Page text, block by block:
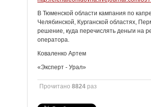
В Тюменской области кампания по
Челябинской, Курганской областях,
решение, куда перечислять деньги на
оператора.
Коваленко Артем
«Эксперт - Урал»
Прочитано 8824 раз